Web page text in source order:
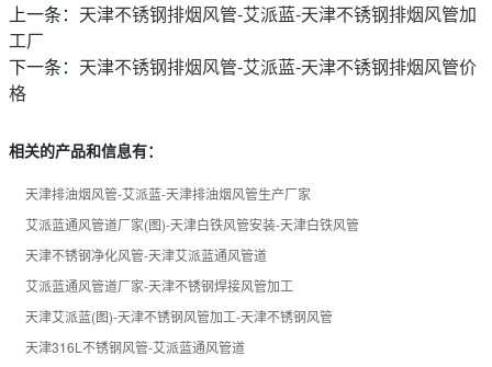
上一条： 天津不锈钢排烟风管-艾派蓝-天津不锈钢排烟风管加
工厂
下一条： 天津不锈钢排烟风管-艾派蓝-天津不锈钢排烟风管价
格
相关的产品和信息有：
天津排油烟风管-艾派蓝-天津排油烟风管生产厂家
艾派蓝通风管道厂家(图)-天津白铁风管安装-天津白铁风管
天津不锈钢净化风管-天津艾派蓝通风管道
艾派蓝通风管道厂家-天津不锈钢焊接风管加工
天津艾派蓝(图)-天津不锈钢风管加工-天津不锈钢风管
天津316L不锈钢风管-艾派蓝通风管道